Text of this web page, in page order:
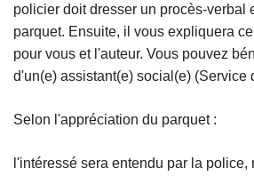
policier doit dresser un procès-verbal
parquet. Ensuite, il vous expliquera
pour vous et l'auteur. Vous pouvez
d'un(e) assistant(e) social(e) (Service
Selon l'appréciation du parquet :
l'intéressé sera entendu par la